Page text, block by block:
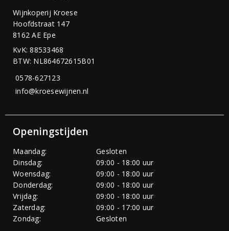
Wijnkoperij Kroese
Hoofdstraat 147
8162 AE Epe
KvK: 88533468
BTW: NL864672615B01
0578-627123
info@kroesewijnen.nl
Openingstijden
Maandag:
Gesloten
Dinsdag:
09:00 - 18:00 uur
Woensdag:
09:00 - 18:00 uur
Donderdag:
09:00 - 18:00 uur
Vrijdag:
09:00 - 18:00 uur
Zaterdag:
09:00 - 17:00 uur
Zondag:
Gesloten